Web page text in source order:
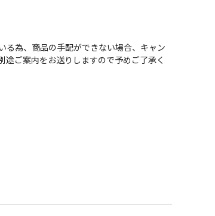
為、商品の手配ができない場合、キャン
ご案内をお送りしますので予めご了承く